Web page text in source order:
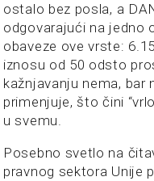
ostalo bez posla, a
odgovarajući na jedno
obaveze ove vrste:
iznosu od 50 odsto
kažnjavanju nema,
primenjuje, što čini
u svemu.
Posebno svetlo na
pravnog sektora Unije